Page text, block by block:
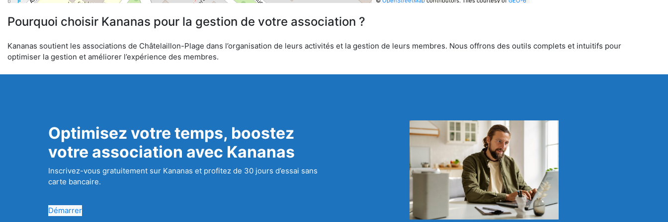
Pourquoi choisir Kananas pour la gestion de votre association ?
Kananas soutient les associations de Châtelaillon-Plage dans l’organisation de leurs activités et la gestion de leurs membres. Nous offrons des outils complets et intuitifs pour
optimiser la gestion et améliorer l’expérience des membres.
Optimisez votre temps, boostez
votre association avec Kananas
Inscrivez-vous gratuitement sur Kananas et profitez de 30 jours d’essai sans
carte bancaire.
Démarrer